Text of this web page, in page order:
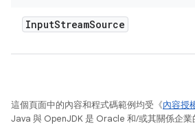
InputStreamSource
這個頁面中的內容和程式碼範例均受《內容授
Java 與 OpenJDK 是 Oracle 和/或其關係企業